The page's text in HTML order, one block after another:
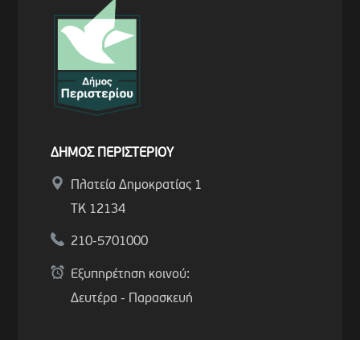
ΔΗΜΟΣ ΠΕΡΙΣΤΕΡΙΟΥ
Πλατεία Δημοκρατίας 1
ΤΚ 12134
210-5701000
Εξυπηρέτηση κοινού:
Δευτέρα - Παρασκευή